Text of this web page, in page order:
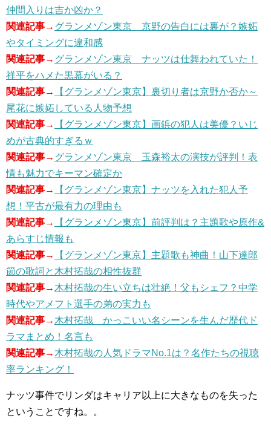
仲間入りは吉か凶か？
関連記事→ グランメゾン東京 京野の告白には裏が？嫉妬
やタイミングに違和感
関連記事→ グランメゾン東京 ナッツは仕舞われていた！
祥平をハメた黒幕がいる？
関連記事→
【グランメゾン東京】裏切り者は京野か否か～
尾花に嫉妬している人物予想
関連記事→
【グランメゾン東京】画鋲の犯人は美優？いじ
めが古典的すぎるｗ
関連記事→ グランメゾン東京 玉森裕太の演技が評判！表
情も魅力でキーマン確定か
関連記事→
【グランメゾン東京】ナッツを入れた犯人予
想！平古が最有力の理由も
関連記事→
【グランメゾン東京】前評判は？主題歌や原作&
あらすじ情報も
関連記事→
【グランメゾン東京】主題歌も神曲！山下達郎
節の歌詞と木村拓哉の相性抜群
関連記事→木村拓哉の生い立ちは壮絶！父もシェフ？中学
時代やアメフト選手の弟の実力も
関連記事→木村拓哉 かっこいい名シーンを生んだ歴代ド
ラマまとめ！名言も
関連記事→木村拓哉の人気ドラマNo.1は？名作たちの視聴
率ランキング！
ナッツ事件でリンダはキャリア以上に大きなものを失った
ということですね。。